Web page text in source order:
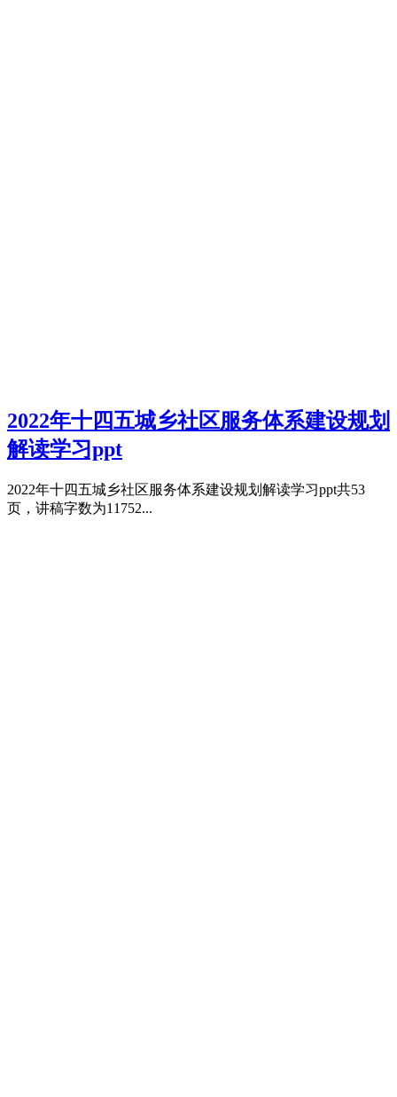
2022年十四五城乡社区服务体系建设规划
解读学习ppt
2022年十四五城乡社区服务体系建设规划解读学习ppt共53
页，讲稿字数为11752...